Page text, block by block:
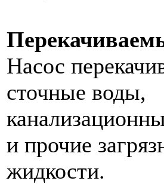
Насос
сточные воды,
и прочие
жидкости.